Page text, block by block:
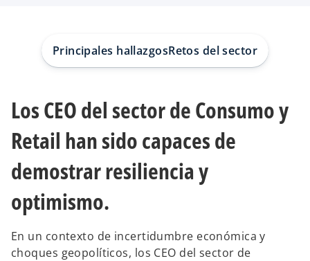
e
t
u
e
a
e
s
t
n
u
e
a
Principales hallazgosRetos del sector
Los CEO del sector de Consumo y
Retail han sido capaces de
demostrar resiliencia y
optimismo.
En un contexto de incertidumbre económica y
choques geopolíticos, los CEO del sector de